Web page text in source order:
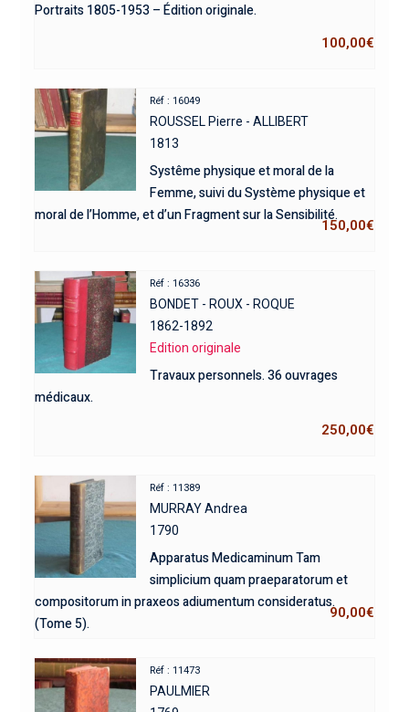
Portraits 1805-1953 – Édition originale.
100,00€
Réf : 16049
ROUSSEL Pierre - ALLIBERT
1813
Systême physique et moral de la
Femme, suivi du Système physique et
moral de l’Homme, et d’un Fragment sur la Sensibilité.
150,00€
Réf : 16336
BONDET - ROUX - ROQUE
1862-1892
Edition originale
Travaux personnels. 36 ouvrages
médicaux.
250,00€
Réf : 11389
MURRAY Andrea
1790
Apparatus Medicaminum Tam
simplicium quam praeparatorum et
compositorum in praxeos adiumentum consideratus.
(Tome 5).
90,00€
Réf : 11473
PAULMIER